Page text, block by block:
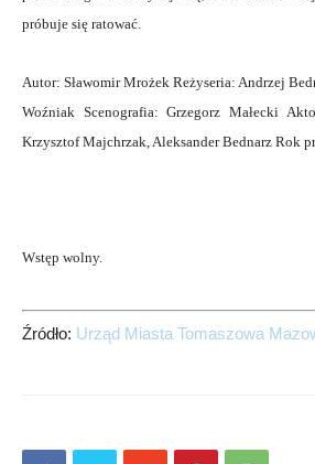
próbuje się ratować.
Autor: Sławomir Mrożek Reżyseria: Andrzej
Woźniak Scenografia: Grzegorz Małecki
Krzysztof Majchrzak, Aleksander Bednarz Rok
Wstęp wolny.
Źródło: Urząd Miasta Tomaszowa